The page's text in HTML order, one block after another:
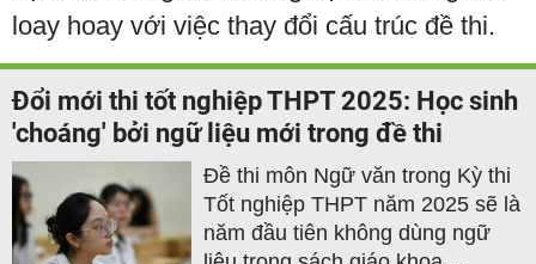
loay hoay với việc thay đổi cấu trúc đề thi.
Đổi mới thi tốt nghiệp THPT 2025: Học sinh
'choáng' bởi ngữ liệu mới trong đề thi
Đề thi môn Ngữ văn trong Kỳ thi
Tốt nghiệp THPT năm 2025 sẽ là
năm đầu tiên không dùng ngữ